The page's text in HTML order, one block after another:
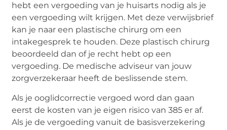
hebt een vergoeding van je huisarts nodig als je
een vergoeding wilt krijgen. Met deze verwijsbrief
kan je naar een plastische chirurg om een
intakegesprek te houden. Deze plastisch chirurg
beoordeeld dan of je recht hebt op een
vergoeding. De medische adviseur van jouw
zorgverzekeraar heeft de beslissende stem.
Als je ooglidcorrectie vergoed word dan gaan
eerst de kosten van je eigen risico van 385 er af.
Als je de vergoeding vanuit de basisverzekering